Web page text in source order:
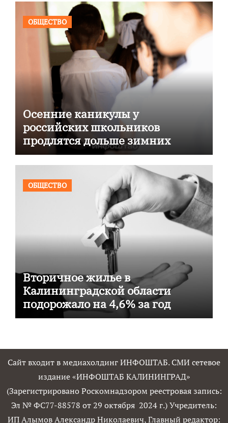
ОБЩЕСТВО
Осенние каникулы у
российских школьников
продлятся дольше зимних
ОБЩЕСТВО
Вторичное жилье в
Калининградской области
подорожало на 4,6% за год
Сайт входит в медиахолдинг ИНФОШТАБ. СМИ сетевое
издание «ИНФОШТАБ КАЛИНИНГРАД»
(Зарегистрировано Роскомнадзором реестровая запись:
Эл № ФС77-88578 от 29 октября 2024 г.) Учредитель:
ИП Алымов Александр Николаевич, Главный редактор: